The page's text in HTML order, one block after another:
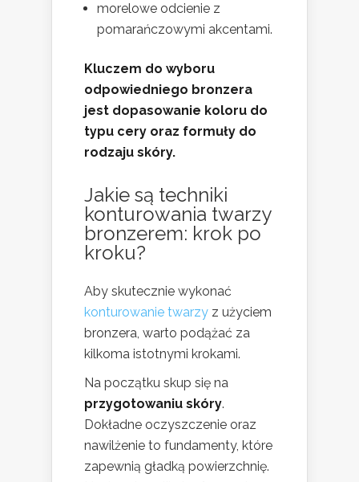
morelowe odcienie z
pomarańczowymi akcentami.
Kluczem do wyboru
odpowiedniego bronzera
jest dopasowanie koloru do
typu cery oraz formuły do
rodzaju skóry.
Jakie są techniki
konturowania twarzy
bronzerem: krok po
kroku?
Aby skutecznie wykonać
konturowanie twarzy z użyciem
bronzera, warto podążać za
kilkoma istotnymi krokami.
Na początku skup się na
przygotowaniu skóry.
Dokładne oczyszczenie oraz
nawilżenie to fundamenty, które
zapewnią gładką powierzchnię.